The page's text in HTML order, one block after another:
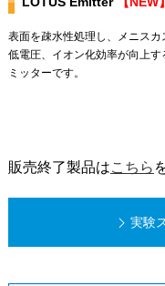
表面を疎水性処理し、メニスカ
低電圧、イオン化効率が向上
ミッターです。
販売終了製品はこちら
実験